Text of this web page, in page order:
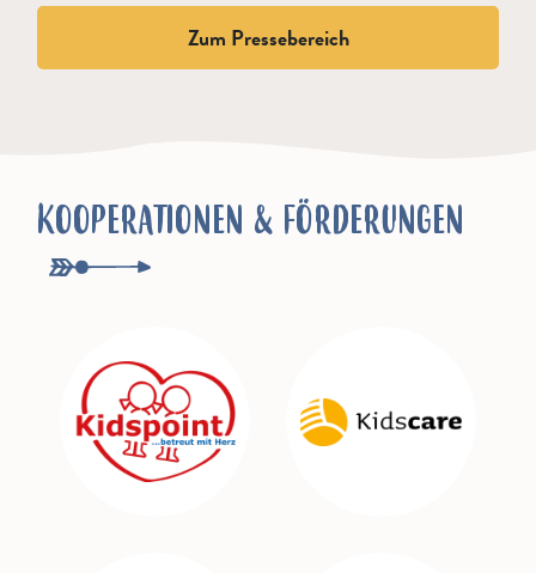
Zum Pressebereich
KOOPERATIONEN & FÖRDERUNGEN